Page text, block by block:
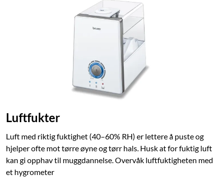
Luftfukter
Luft med riktig fuktighet (40–60% RH) er lettere å puste og
hjelper ofte mot tørre øyne og tørr hals. Husk at for fuktig luft
kan gi opphav til muggdannelse. Overvåk luftfuktigheten med
et hygrometer